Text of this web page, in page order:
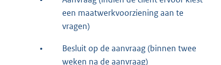
een maatwerkvoorziening aan te
vragen)
•
Besluit op de aanvraag (binnen twee
weken na de aanvraag)